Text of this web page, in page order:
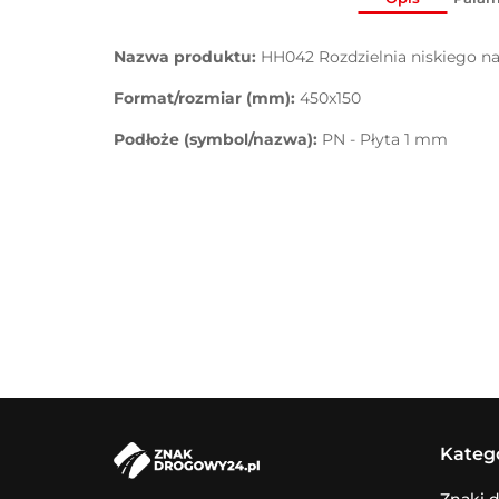
Nazwa produktu: HH042 Rozdzielnia niskiego
Format/rozmiar (mm): 450x150
Podłoże (symbol/nazwa): PN - Płyta 1 mm